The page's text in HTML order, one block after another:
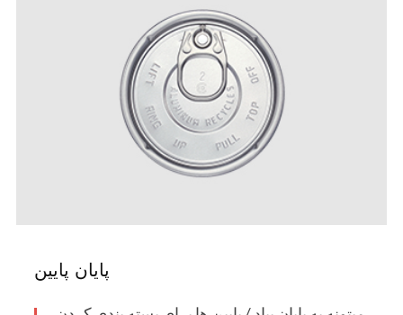
پایان پایین